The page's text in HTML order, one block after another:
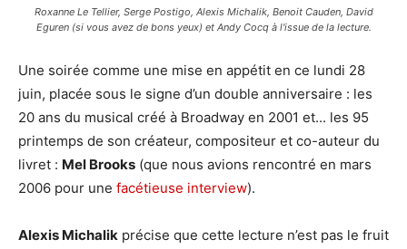
Roxanne Le Tellier, Serge Postigo, Alexis Michalik, Benoit Cauden, David
Eguren (si vous avez de bons yeux) et Andy Cocq à l'issue de la lecture.
Une soirée comme une mise en appétit en ce lundi 28
juin, placée sous le signe d’un double anniversaire : les
20 ans du musical créé à Broadway en 2001 et... les 95
printemps de son créateur, compositeur et co-auteur du
livret : Mel Brooks (que nous avions rencontré en mars
2006 pour une facétieuse interview).
Alexis Michalik précise que cette lecture n’est pas le fruit